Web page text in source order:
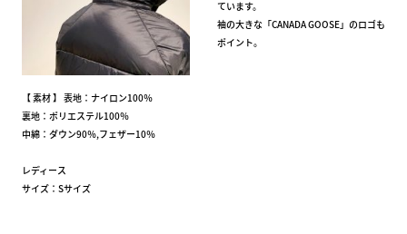
ています。
袖の大きな「CANADA GOOSE」のロゴも
ポイント。
【 素材 】 表地：ナイロン100％
裏地：ポリエステル100％
中綿：ダウン90％,フェザー10％
レディース
サイズ：Sサイズ